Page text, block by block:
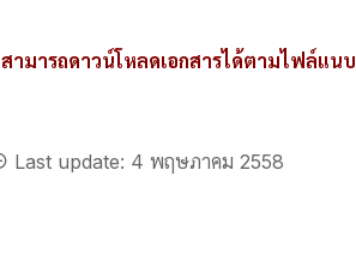
สามารถดาวน์โหลดเอกสารได้ตามไฟล์แนบ
Last update: 4 พฤษภาคม 2558